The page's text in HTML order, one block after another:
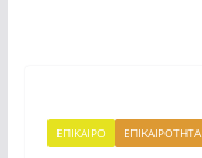
ΕΠΙΚΑΙΡΟ ΕΠΙΚΑΙΡΟΤΗΤΑ